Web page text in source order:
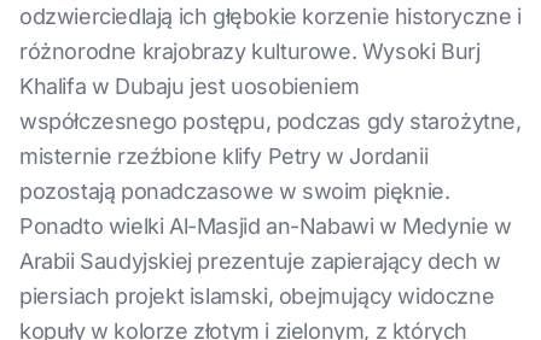
odzwierciedlają ich głębokie korzenie historyczne i
różnorodne krajobrazy kulturowe. Wysoki Burj
Khalifa w Dubaju jest uosobieniem
współczesnego postępu, podczas gdy starożytne,
misternie rzeźbione klify Petry w Jordanii
pozostają ponadczasowe w swoim pięknie.
Ponadto wielki Al-Masjid an-Nabawi w Medynie w
Arabii Saudyjskiej prezentuje zapierający dech w
piersiach projekt islamski, obejmujący widoczne
kopuły w kolorze złotym i zielonym, z których